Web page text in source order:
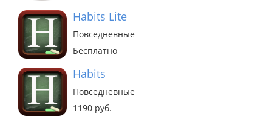
Habits Lite
Повседневные
Бесплатно
Habits
Повседневные
1190 руб.